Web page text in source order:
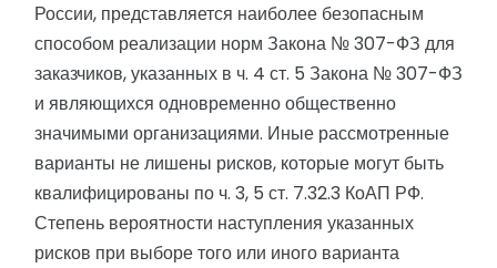
России, представляется наиболее безопасным
способом реализации норм Закона № 307-ФЗ для
заказчиков, указанных в ч. 4 ст. 5 Закона № 307-ФЗ
и являющихся одновременно общественно
значимыми организациями. Иные рассмотренные
варианты не лишены рисков, которые могут быть
квалифицированы по ч. 3, 5 ст. 7.32.3 КоАП РФ.
Степень вероятности наступления указанных
рисков при выборе того или иного варианта